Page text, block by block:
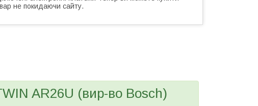
не покидаючи сайту.
AR26U (вир-во Bosch)